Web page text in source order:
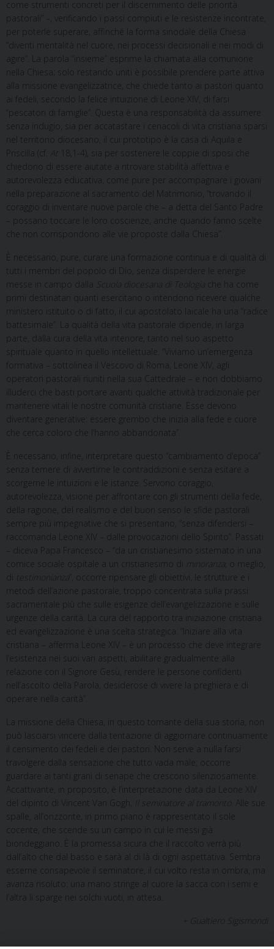
come strumenti concreti per il discernimento delle priorità
pastorali” –, verificando i passi compiuti e le resistenze incontrate,
per poterle superare, affinché la forma sinodale della Chiesa
“diventi mentalità nel cuore, nei processi decisionali e nei modi di
agire”. La parola “insieme” esprime la chiamata alla comunione
nella Chiesa; solo restando uniti è possibile prendere parte attiva
alla missione evangelizzatrice, che chiede tanto ai pastori quanto
ai fedeli, secondo la felice intuizione di Leone XIV, di farsi
“pescatori di famiglie”. Questa è una responsabilità da assumere
senza indugio, sia per accatastare i cenacoli di vita cristiana sparsi
nel territorio diocesano, il cui prototipo è la casa di Aquila e
Priscilla (cf.
18,1-4), sia per sostenere le coppie di sposi che
chiedono di essere aiutate a ritrovare stabilità affettiva e
autorevolezza educativa, come pure per accompagnare i giovani
nella preparazione al sacramento del Matrimonio, “trovando il
coraggio di inventare nuove parole che – a detta del Santo Padre
– possano toccare le loro coscienze, anche quando fanno scelte
che non corrispondono alle vie proposte dalla Chiesa”.
È necessario, pure, curare una formazione continua e di qualità di
tutti i membri del popolo di Dio, senza disperdere le energie
messe in campo dalla
che ha come
primi destinatari quanti esercitano o intendono ricevere qualche
ministero istituito o di fatto, il cui apostolato laicale ha una “radice
battesimale”. La qualità della vita pastorale dipende, in larga
parte, dalla cura della vita interiore, tanto nel suo aspetto
spirituale quanto in quello intellettuale. “Viviamo un’emergenza
formativa – sottolinea il Vescovo di Roma, Leone XIV, agli
operatori pastorali riuniti nella sua Cattedrale – e non dobbiamo
illuderci che basti portare avanti qualche attività tradizionale per
mantenere vitali le nostre comunità cristiane. Esse devono
diventare generative: essere grembo che inizia alla fede e cuore
che cerca coloro che l’hanno abbandonata”.
È necessario, infine, interpretare questo “cambiamento d’epoca”
senza temere di avvertirne le contraddizioni e senza esitare a
scorgerne le intuizioni e le istanze. Servono coraggio,
autorevolezza, visione per affrontare con gli strumenti della fede,
della ragione, del realismo e del buon senso le sfide pastorali
sempre più impegnative che si presentano, “senza difendersi –
raccomanda Leone XIV – dalle provocazioni dello Spirito”. Passati
– diceva Papa Francesco – “da un cristianesimo sistemato in una
cornice sociale ospitale a un cristianesimo di
minoranza
, o meglio,
di
testimonianza
”, occorre ripensare gli obiettivi, le strutture e i
metodi dell’azione pastorale, troppo concentrata sulla prassi
sacramentale più che sulle esigenze dell’evangelizzazione e sulle
urgenze della carità. La cura del rapporto tra iniziazione cristiana
ed evangelizzazione è una scelta strategica. “Iniziare alla vita
cristiana – afferma Leone XIV – è un processo che deve integrare
l’esistenza nei suoi vari aspetti, abilitare gradualmente alla
relazione con il Signore Gesù, rendere le persone confidenti
nell’ascolto della Parola, desiderose di vivere la preghiera e di
operare nella carità”.
La missione della Chiesa, in questo tornante della sua storia, non
può lasciarsi vincere dalla tentazione di aggiornare continuamente
il censimento dei fedeli e dei pastori. Non serve a nulla farsi
travolgere dalla sensazione che tutto vada male; occorre
guardare ai tanti grani di senape che crescono silenziosamente.
Accattivante, in proposito, è l’interpretazione data da Leone XIV
del dipinto di Vincent Van Gogh,
. Alle sue
spalle, all’orizzonte, in primo piano è rappresentato il sole
cocente, che scende su un campo in cui le messi già
biondeggiano. È la promessa sicura che il raccolto verrà più
dall’alto che dal basso e sarà al di là di ogni aspettativa. Sembra
esserne consapevole il seminatore, il cui volto resta in ombra, ma
avanza risoluto: una mano stringe al cuore la sacca con i semi e
l’altra li sparge nei solchi vuoti, in attesa.
+ Gualtiero Sigismondi